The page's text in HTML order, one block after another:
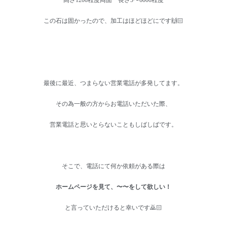
この石は固かったので、加工はほどほどにです🙌🏻
最後に最近、つまらない営業電話が多発してます。
その為一般の方からお電話いただいた際、
営業電話と思いとらないこともしばしばです。
そこで、電話にて何か依頼がある際は
ホームページを見て、〜〜をして欲しい！
と言っていただけると幸いです🙇🏻